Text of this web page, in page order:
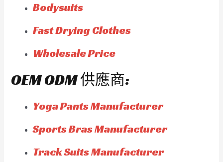
Bodysuits
Fast Drying Clothes
Wholesale Price
OEM ODM 供應商:
Yoga Pants Manufacturer
Sports Bras Manufacturer
Track Suits Manufacturer